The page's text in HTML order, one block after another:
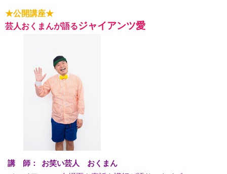
★公開講座★
芸人おくまんが語るジャイアンツ愛
講 師：
お笑い芸人 おくまん